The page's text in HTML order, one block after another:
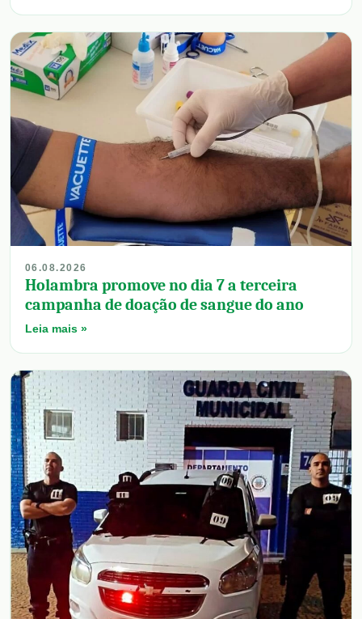
06.08.2026
Holambra promove no dia 7 a terceira
campanha de doação de sangue do ano
Leia mais »